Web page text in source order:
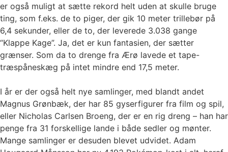
er også muligt at sætte rekord helt uden at skulle bruge
ting, som f.eks. de to piger, der gik 10 meter trillebør på
6,4 sekunder, eller de to, der leverede 3.038 gange
“Klappe Kage”. Ja, det er kun fantasien, der sætter
grænser. Som da to drenge fra Ærø lavede et tape-
træspåneskæg på intet mindre end 17,5 meter.
I år er der også helt nye samlinger, med blandt andet
Magnus Grønbæk, der har 85 gyserfigurer fra film og spil,
eller Nicholas Carlsen Broeng, der er en rig dreng – han har
penge fra 31 forskellige lande i både sedler og mønter.
Mange samlinger er desuden blevet udvidet. Adam